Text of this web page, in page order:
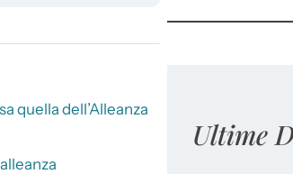
quella dell’Alleanza
Ultime